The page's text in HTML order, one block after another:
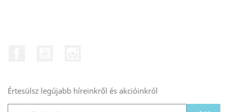
Értesülsz legújabb híreinkről és akcióinkról